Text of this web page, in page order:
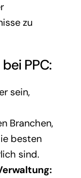
zu
PPC:
sein,
Branchen,
besten
sind.